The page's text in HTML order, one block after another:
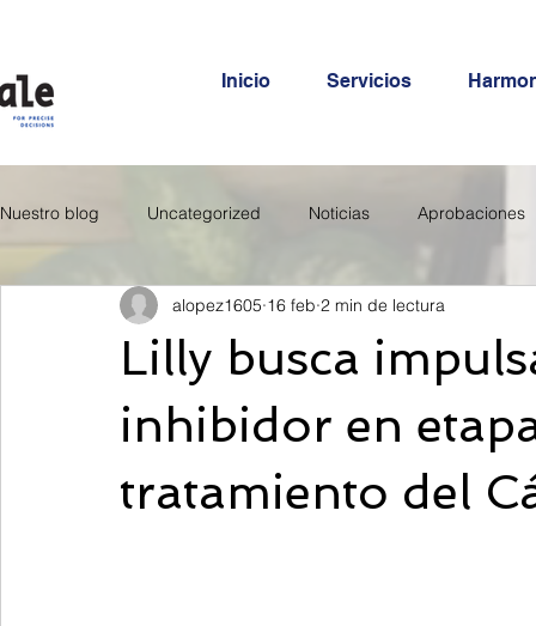
Inicio Servicios
Nuestro blog Uncategorized Noticias Aprobaciones
Lilly busca
inhibidor en
tratamiento del
alopez1605 16 feb 2 min de lectura